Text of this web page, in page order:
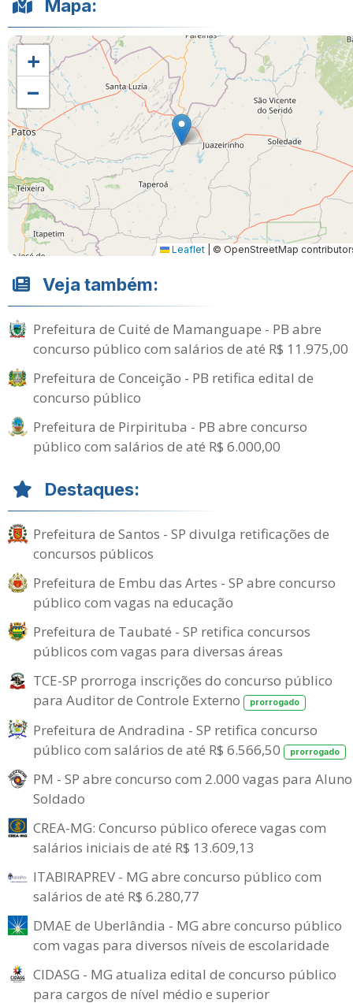
Mapa:
+
−
Leaflet © OpenStreetMap
Veja também:
Prefeitura de Cuité de Mamanguape - PB abre
concurso público com salários de até R$ 11.975,00
Prefeitura de Conceição - PB retifica edital de
concurso público
Prefeitura de Pirpirituba - PB abre concurso
público com salários de até R$ 6.000,00
Destaques:
Prefeitura de Santos - SP divulga retificações de
concursos públicos
Prefeitura de Embu das Artes - SP abre concurso
público com vagas na educação
Prefeitura de Taubaté - SP retifica concursos
públicos com vagas para diversas áreas
TCE-SP prorroga inscrições do concurso público
para Auditor de Controle Externo
prorrogado
Prefeitura de Andradina - SP retifica concurso
público com salários de até R$ 6.566,50
prorrogado
PM - SP abre concurso com 2.000 vagas para
Soldado
CREA-MG: Concurso público oferece vagas com
salários iniciais de até R$ 13.609,13
ITABIRAPREV - MG abre concurso público com
salários de até R$ 6.280,77
DMAE de Uberlândia - MG abre concurso público
com vagas para diversos níveis de escolaridade
CIDASG - MG atualiza edital de concurso público
para cargos de nível médio e superior